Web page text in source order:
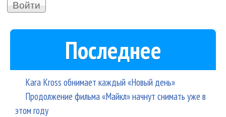
Последнее
Kara Kross обнимает каждый «Новый день»
Продолжение фильма «Майкл» начнут снимать уже в
этом году